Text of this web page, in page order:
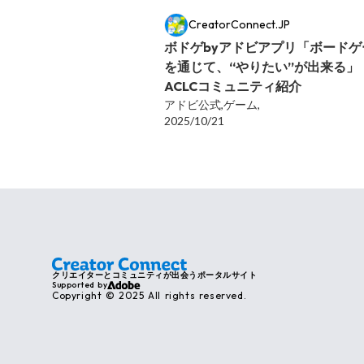
CreatorConnect.JP
ボドゲbyアドビアプリ「ボード
を通じて、“やりたい”が出来る」
ACLCコミュニティ紹介
アドビ公式,ゲーム,
2025/10/21
クリエイターとコミュニティが出会うポータルサイト
Supported by
Copyright © 2025 All rights reserved.